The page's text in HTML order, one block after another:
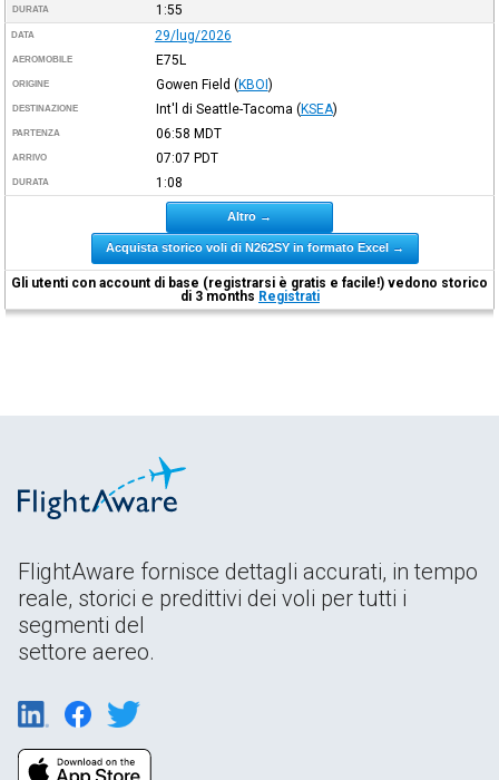
DURATA 1:55
DATA 29/lug/2026
AEROMOBILE E75L
ORIGINE Gowen Field (KBOI)
DESTINAZIONE Int'l di Seattle-Tacoma (KSEA)
PARTENZA 06:58 MDT
ARRIVO 07:07 PDT
DURATA 1:08
Altro →
Acquista storico voli di N262SY in formato Excel →
Gli utenti con account di base (registrarsi è gratis e facile!) vedono storico
di 3 months Registrati
FlightAware fornisce dettagli accurati, in tempo
reale, storici e predittivi dei voli per tutti i
segmenti del
settore aereo.